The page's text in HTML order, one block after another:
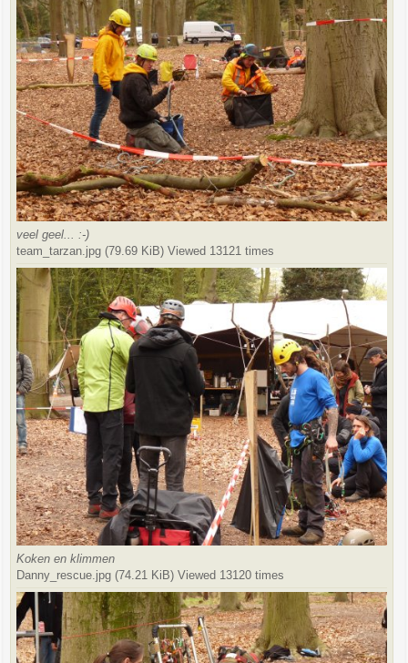
veel geel... :-)
team_tarzan.jpg (79.69 KiB) Viewed 13121 times
Koken en klimmen
Danny_rescue.jpg (74.21 KiB) Viewed 13120 times